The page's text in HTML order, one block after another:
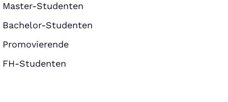
Master-Studenten
Bachelor-Studenten
Promovierende
FH-Studenten